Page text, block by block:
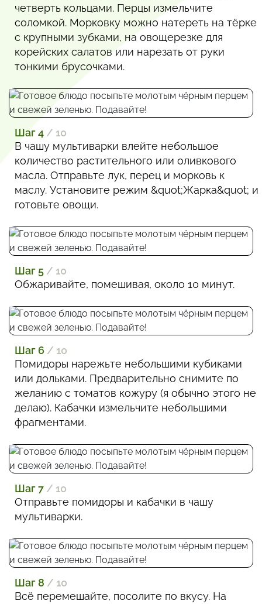
четверть кольцами. Перцы измельчите
соломкой. Морковку можно натереть на тёрке
с крупными зубками, на овощерезке для
корейских салатов или нарезать от руки
тонкими брусочками.
Шаг 4 / 10
В чашу мультиварки влейте небольшое
количество растительного или оливкового
масла. Отправьте лук, перец и морковь к
маслу. Установите режим &quot;Жарка&quot; и
готовьте овощи.
Шаг 5 / 10
Обжаривайте, помешивая, около 10 минут.
Шаг 6 / 10
Помидоры нарежьте небольшими кубиками
или дольками. Предварительно снимите по
желанию с томатов кожуру (я обычно этого не
делаю). Кабачки измельчите небольшими
фрагментами.
Шаг 7 / 10
Отправьте помидоры и кабачки в чашу
мультиварки.
Шаг 8 / 10
Всё перемешайте, посолите по вкусу. На